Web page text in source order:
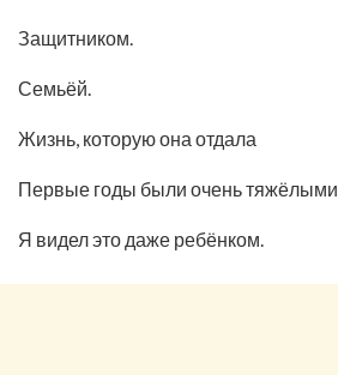
Защитником.
Семьёй.
Жизнь, которую она отдала
Первые годы были очень тяжёлыми.
Я видел это даже ребёнком.